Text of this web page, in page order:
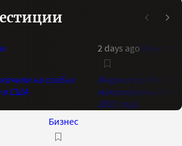
на слабых
в США
2 days ago
Индикатор Bank of
максимальный
2021 года
Бизнес